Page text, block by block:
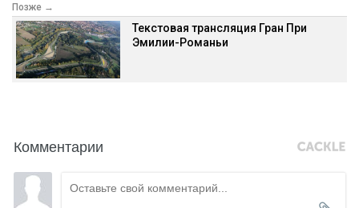
Позже →
Текстовая трансляция Гран При
Эмилии-Романьи
Комментарии